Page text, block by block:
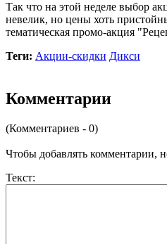
Так что на этой неделе выбор
невелик, но цены хоть
тематическая промо-акция
Теги: Акции-скидки Дикси
Комментарии
(Комментариев - 0)
Чтобы добавлять комментарии,
Текст: